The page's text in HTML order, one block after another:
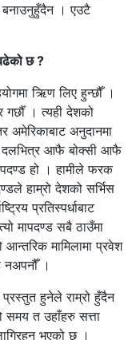
। एउटै
छ ?
ऋिण लिए हुन्छौँ ।
गर्छौँ । त्यही देशको
अमेरिकाबाट अनुदानमा
दलभित्र आफै बोक्सी आफै
हो । हामीले फरक
हाम्रो देशको सर्भिस
प्रतिस्पर्धाबाट
मापदण्ड सबै ठाउँमा
मामिलामा प्रवेश
।
प्रस्तुत हुनेले राम्रो हुँदैन
समय त उहाँहरु सत्ता
भएको छ ।